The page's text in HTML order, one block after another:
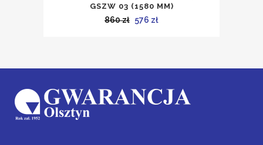
GSZW 03 (1580 MM)
860zł Pierwotna
576 złAktualna